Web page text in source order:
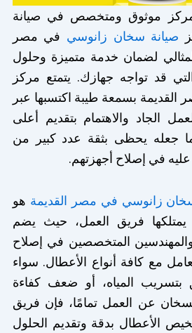
موثوق ومتخصص في صيانة
صيانة سخان زانوسي في مصر
لضمان خدمة متميزة وحلول
قد تواجه جهازك. يتمتع مركز
بسمعة طيبة اكتسبها عبر
الجاد والاهتمام بتقديم أعلى
جعله يحظى بثقة عدد كبير من
عليه في إصلاح أجهزتهم.
زانوسي في مصر القديمة هو
يمتلكها فريق العمل، حيث يضم
المتخصصين في إصلاح
مع كافة أنواع الأعطال. سواء
بتسريب المياه، أو ضعف كفاءة
عن العمل تمامًا، فإن فريق
الأعطال بدقة وتقديم الحلول